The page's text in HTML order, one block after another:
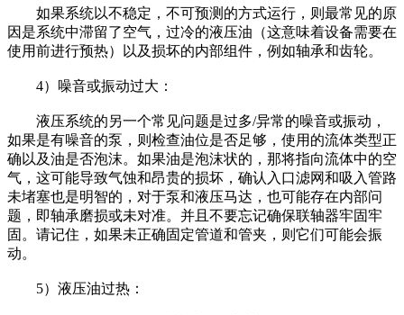
如果系统以不稳定，不可预测的方式运行，则最常见的原
因是系统中滞留了空气，过冷的液压油（这意味着设备需要在
使用前进行预热）以及损坏的内部组件，例如轴承和齿轮。
4）噪音或振动过大：
液压系统的另一个常见问题是过多/异常的噪音或振动，
如果是有噪音的泵，则检查油位是否足够，使用的流体类型正
确以及油是否泡沫。如果油是泡沫状的，那将指向流体中的空
气，这可能导致气蚀和昂贵的损坏，确认入口滤网和吸入管路
未堵塞也是明智的，对于泵和液压马达，也可能存在内部问
题，即轴承磨损或未对准。并且不要忘记确保联轴器牢固牢
固。请记住，如果未正确固定管道和管夹，则它们可能会振
动。
5）液压油过热：